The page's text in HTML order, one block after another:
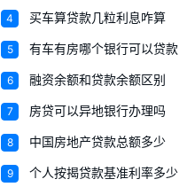
4 买车算贷款几粒利息咋算
5 有车有房哪个银行可以贷款
6 融资余额和贷款余额区别
7 房贷可以异地银行办理吗
8 中国房地产贷款总额多少
9 个人按揭贷款基准利率多少